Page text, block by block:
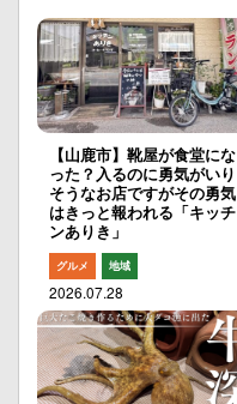
【山鹿市】靴屋が食堂にな
った？入るのに勇気がいり
そうなお店ですがその勇気
はきっと報われる「キッチ
ンありき」
グルメ 地域
2026.07.28